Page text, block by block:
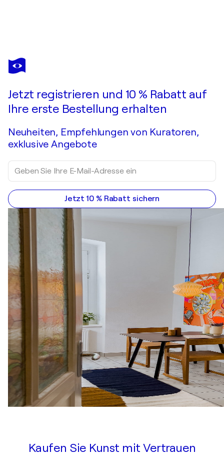
JACQUELINE ENGELS
Ladies & Gentlemen 9
Auftragsarbeit anfragen
Jetzt registrieren und 10 % Rabatt auf
Ihre erste Bestellung erhalten
Neuheiten, Empfehlungen von Kuratoren,
exklusive Angebote
Jetzt 10 % Rabatt sichern
Kaufen Sie Kunst mit Vertrauen